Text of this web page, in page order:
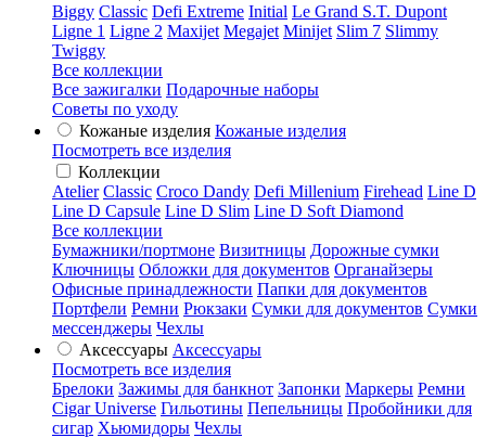
Biggy Classic Defi Extreme Initial Le Grand S.T. Dupont
Ligne 1 Ligne 2 Maxijet Megajet Minijet Slim 7 Slimmy
Twiggy
Все коллекции
Все зажигалки Подарочные наборы
Советы по уходу
Кожаные изделия Кожаные изделия
Посмотреть все изделия
Коллекции
Atelier Classic Croco Dandy Defi Millenium Firehead Line D
Line D Capsule Line D Slim Line D Soft Diamond
Все коллекции
Бумажники/портмоне Визитницы Дорожные сумки
Ключницы Обложки для документов Органайзеры
Офисные принадлежности Папки для документов
Портфели Ремни Рюкзаки Сумки для документов Сумки
мессенджеры Чехлы
Аксессуары Аксессуары
Посмотреть все изделия
Брелоки Зажимы для банкнот Запонки Маркеры Ремни
Cigar Universe Гильотины Пепельницы Пробойники для
сигар Хьюмидоры Чехлы